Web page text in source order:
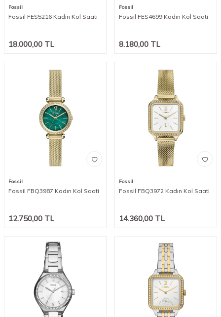
Fossil
Fossil FES5216 Kadın Kol Saati
18.000,00 TL
Fossil
Fossil FES4699 Kadın Kol Saati
8.180,00 TL
Fossil
Fossil FBQ3987 Kadın Kol Saati
12.750,00 TL
Fossil
Fossil FBQ3972 Kadın Kol Saati
14.360,00 TL